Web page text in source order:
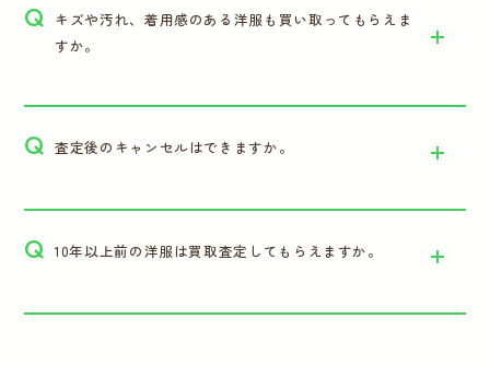
Q キズや汚れ、着用感のある洋服も買い取ってもらえま
すか。
Q 査定後のキャンセルはできますか。
Q 10年以上前の洋服は買取査定してもらえますか。